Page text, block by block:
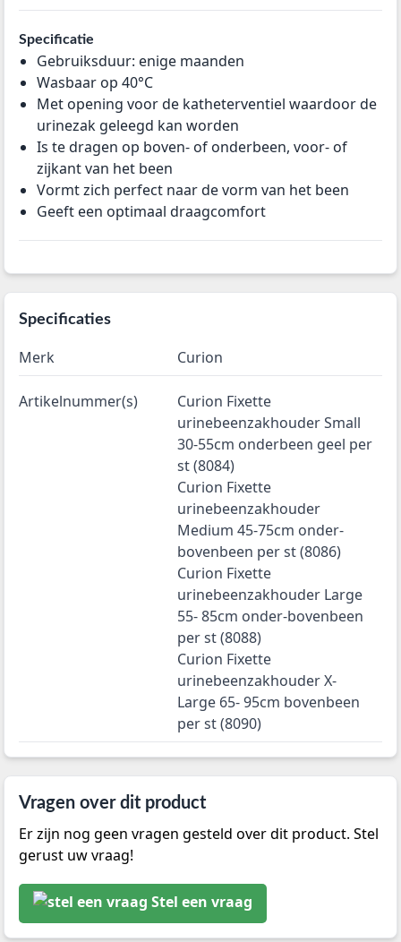
Specificatie
Gebruiksduur: enige maanden
Wasbaar op 40°C
Met opening voor de katheterventiel waardoor de
urinezak geleegd kan worden
Is te dragen op boven- of onderbeen, voor- of
zijkant van het been
Vormt zich perfect naar de vorm van het been
Geeft een optimaal draagcomfort
Specificaties
Merk Curion
Artikelnummer(s)
Curion Fixette
urinebeenzakhouder Small
30-55cm onderbeen geel per
st (8084)
Curion Fixette
urinebeenzakhouder
Medium 45-75cm onder-
bovenbeen per st (8086)
Curion Fixette
urinebeenzakhouder Large
55- 85cm onder-bovenbeen
per st (8088)
Curion Fixette
urinebeenzakhouder X-
Large 65- 95cm bovenbeen
per st (8090)
Vragen over dit product
Er zijn nog geen vragen gesteld over dit product. Stel
gerust uw vraag!
Stel een vraag